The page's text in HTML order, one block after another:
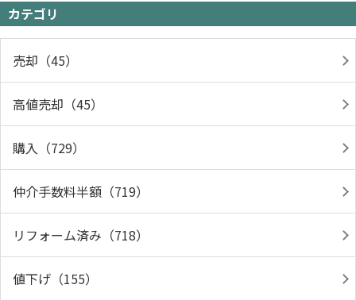
カテゴリ
売却（45）
高値売却（45）
購入（729）
仲介手数料半額（719）
リフォーム済み（718）
値下げ（155）